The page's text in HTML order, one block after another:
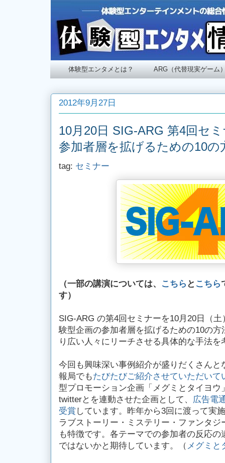
体験型エンタメとは？ ARG（代替現実ゲーム
2012年9月27日
10月20日 SIG-ARG 第4回セ
参加者層を拡げるための10の
tag: セミナー
（一部の講演については、 こちら と こちら
す）
SIG-ARG の第4回セミナーを10月20日（
験型企画の参加者層を拡げるための10の
り広い人々にリーチさせる具体的な手法を
今回も興味深い事例紹介が盛りだくさんと
報局でもたびたびご紹介させていただいて
型プロモーション企画「メグミとタイヨウ
twitterとを連動させた企画として、
広告電
受賞 しています。昨年から3回に渡って実
ラブストーリー・ミステリー・ファンタ
も特徴です。各テーマでの参加者の反応
ではないかと期待しています。（ メグミと